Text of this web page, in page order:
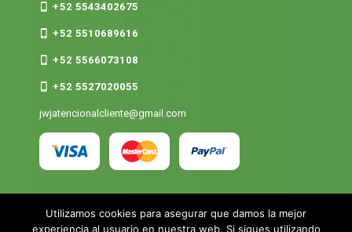
+52 5543402675
+52 5510689616
+52 5566073108
+52 5527020055
jwjatencionalcliente@gmail.com
Utilizamos cookies para asegurar que damos la mejor
experiencia al usuario en nuestra web. Si sigues utilizando